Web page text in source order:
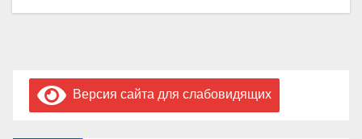
Версия сайта для слабовидящих